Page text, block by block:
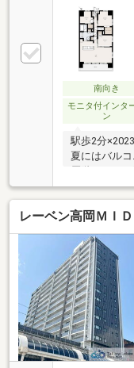
南向き
モニタ付インタ
ン
駅歩2分
夏にはバル
層階につき
ンシェルジ
完備してお
キッチン＆パ
可動間仕切
ご利用いた
広々とした
北陸新幹線
約2時間半で
ハウジングへ
レーベン高岡ＭＩ